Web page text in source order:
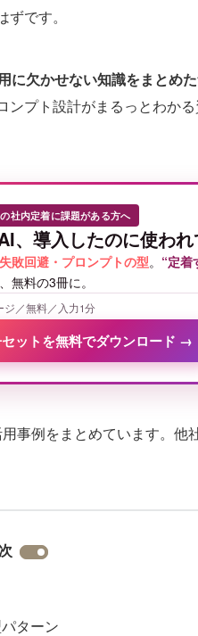
です。
に欠かせない知識をまとめ
ンプト設計がまるっとわか
社内定着に課題がある方へ
、導入したのに使われ
敗回避・プロンプトの型。 “定着
無料の3冊に。
ジ／無料／入力1分
ットを無料でダウンロード →
事例をまとめています。他
ターン